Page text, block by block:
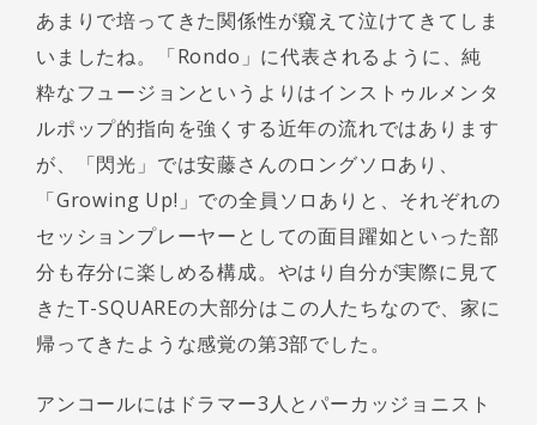
あまりで培ってきた関係性が窺えて泣けてきてしま
いましたね。「Rondo」に代表されるように、純
粋なフュージョンというよりはインストゥルメンタ
ルポップ的指向を強くする近年の流れではあります
が、「閃光」では安藤さんのロングソロあり、
「Growing Up!」での全員ソロありと、それぞれの
セッションプレーヤーとしての面目躍如といった部
分も存分に楽しめる構成。やはり自分が実際に見て
きたT-SQUAREの大部分はこの人たちなので、家に
帰ってきたような感覚の第3部でした。
アンコールにはドラマー3人とパーカッジョニスト